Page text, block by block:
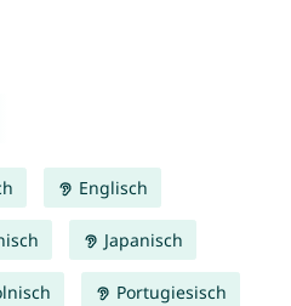
Englisch
Japanisch
Portugiesisch